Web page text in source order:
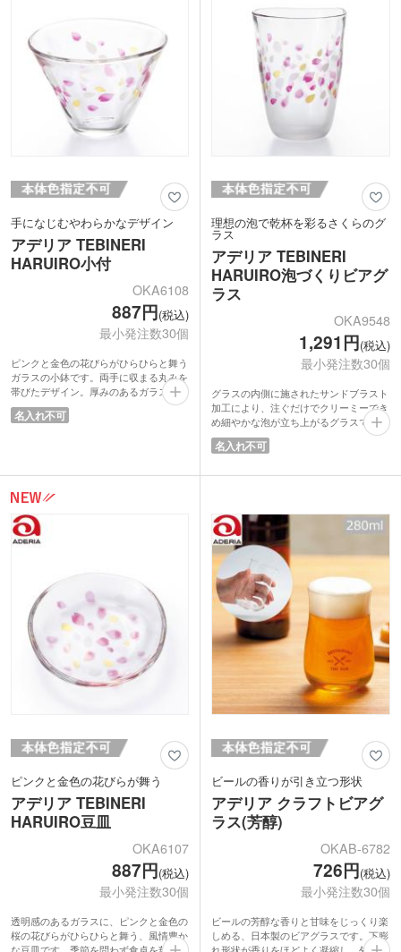
りの専用パッケージに入れてお届けしま
す。キャンペーンの景品や記念品におす
すめです。
■TEBINERI HARUIRO(てびねり はるい
陶器のてびねりのような温かみある手づ
くりの魅力をガラスで表現した「てびね
り」シリーズ。グラスを製造する石塚硝
子がある愛知県岩倉市には、「日本さく
ら名所100選」に選ばれている五条川の
桜並木があります。これまで20年間にわ
たりつくり続けてきた「てびねり」に、
五条川の川面一面に舞う花びらを、ひと
手になじむやわらかなデザイン
アデリア TEBINERI
HARUIRO小付
OKA6108
887円(税込)
最小発注数30個
ピンクと金色の花びらがひらひらと舞う
ガラスの小鉢です。両手に収まる丸みを
帯びたデザイン。厚みのあるガラスで、
高級感がありながらも丈夫で扱いやすい
のが特徴。副菜の盛り付けや薬味入れ、
ます。
日本の美を象徴する桜モチーフのアイテ
ムは、季節を問わず贈り物として喜ばれ
る逸品。結婚式や周年記念など大切な節
目を彩るギフトとして自信を持っておす
すめします。
陶器のてびねりのような温かみある手づ
くりの魅力をガラスで表現した「てびね
り」シリーズ。グラスを製造する石塚硝
子がある愛知県岩倉市には、「日本さく
ら名所100選」に選ばれている五条川の
桜並木があります。これまで20年間にわ
たりつくり続けてきた「てびねり」に、
名入れ不可
理想の泡で乾杯を彩るさくらのグ
ラス
アデリア TEBINERI
HARUIRO泡づくりビアグ
ラス
OKA9548
1,291円(税込)
最小発注数30個
グラスの内側に施されたサンドブラスト
加工により、注ぐだけでクリーミーでき
め細やかな泡が立ち上がるグラスです。
ピンクと金色の花びらがひらひらと舞う
優雅なデザイン。日常の晩酌を華やかな
日本の美を象徴する桜の意匠は、季節を
方でも持ちやすくビールの美味しさを最
後まで堪能いただけます。
上質な化粧箱入りで、ご結婚祝いなどの
特別な日の記念品として、大切な方への
贈り物にふさわしいアイテムです。
■TEBINERI HARUIRO(てびねり はるい
陶器のてびねりのような温かみある手づ
くりの魅力をガラスで表現した「てびね
り」シリーズ。グラスを製造する石塚硝
子がある愛知県岩倉市には、「日本さく
ら名所100選」に選ばれている五条川の
桜並木があります。これまで20年間にわ
五条川の川面一面に舞う花びらを、ひと
ひらひとひら描き写したグラスウェアシ
名入れ不可
ピンクと金色の花びらが舞う
アデリア TEBINERI
HARUIRO豆皿
OKA6107
887円(税込)
最小発注数30個
透明感のあるガラスに、ピンクと金色の
桜の花びらがひらひらと舞う、風情豊か
ビールの香りが引き立つ形状
アデリア クラフトビアグ
ラス(芳醇)
OKAB-6782
726円(税込)
最小発注数30個
ビールの芳醇な香りと甘味をじっくり楽
しめる、日本製のビアグラスです。下膨